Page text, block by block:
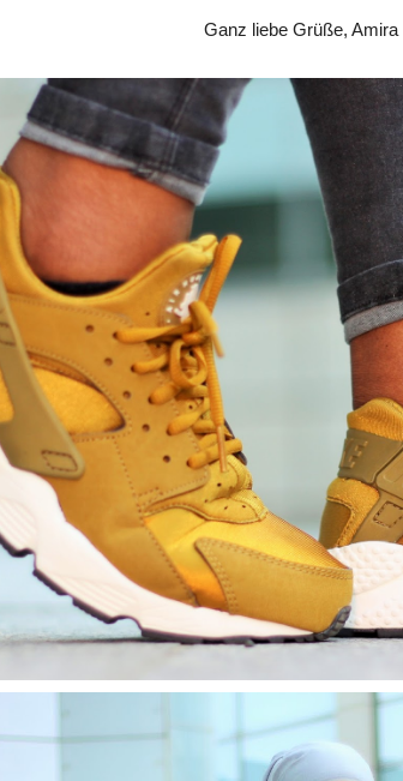
Ganz liebe Grüße, Amira